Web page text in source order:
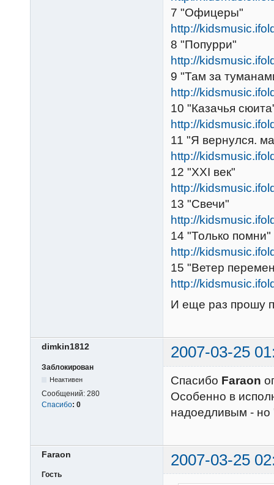
7 "Офицеры"
http://
8 "Попурри"
http://
9 "Там за
http://
10 "Казачья
http://
11 "Я вернулся.
http://
12 "XXI век"
http://
13 "Свечи"
http://
14 "Только помни"
http://
15 "Ветер
http://
И еще раз прошу
dimkin1812 2007-03-25
Заблокирован
Неактивен
Сообщений: 280
Спасибо: 0
Спасибо Faraon
Особенно в
надоедливым - но
Faraon 2007-03-25
Гость